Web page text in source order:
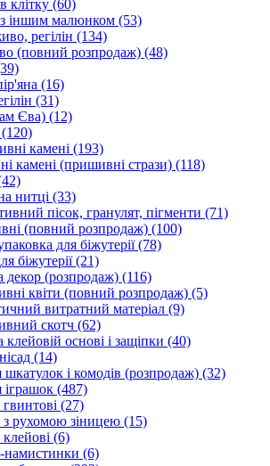
клітку (60)
з іншим малюнком (53)
регілін (134)
(повний розпродаж) (48)
(16)
(31)
Єва) (12)
(120)
камені (193)
камені (пришивні стрази) (118)
нитці (33)
пісок, гранулят, пігменти (71)
(повний розпродаж) (100)
для біжутерії(78)
біжутерії(21)
декор (розпродаж) (116)
квіти (повний розпродаж) (5)
витратний матеріал (9)
скотч (62)
клейовій основі і защіпки (40)
(14)
шкатулок і комодів (розпродаж) (32)
іграшок (487)
(27)
з рухомою зіницею (15)
(6)
намистинки (6)